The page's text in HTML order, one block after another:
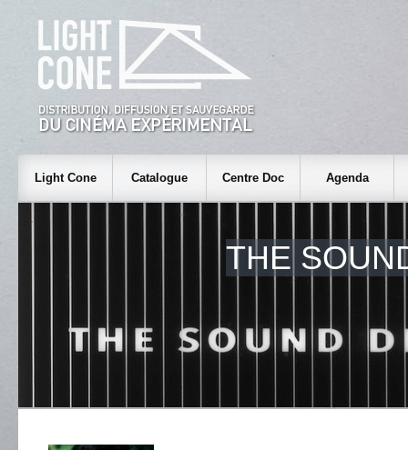
Light Cone Catalogue Centre Doc Agenda
THE